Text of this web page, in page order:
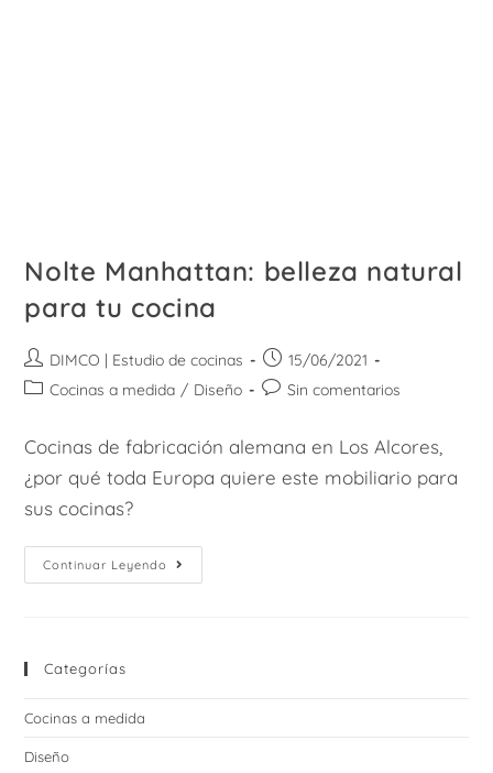
Nolte Manhattan: belleza natural
para tu cocina
Autor
de
DIMCO | Estudio de cocinas
Publicación
de
15/06/2021
Categoría
entrada:
Cocinas a medida / Diseño
Comentarios
entrada:
Sin comentarios
Cocinas de fabricación alemana en Los Alcores,
¿por qué toda Europa quiere este mobiliario para
sus cocinas?
Continuar Leyendo Nolte
Manhattan:
Categorías
Cocinas a medida
Diseño